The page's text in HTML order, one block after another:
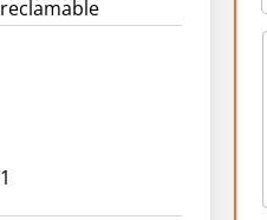
reclamable
1